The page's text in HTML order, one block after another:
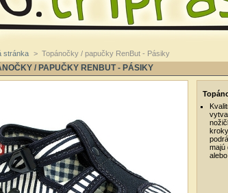
stránka > Topánočky / papučky RenBut - Pásiky
/ PAPUČKY RENBUT - PÁSIKY
majú